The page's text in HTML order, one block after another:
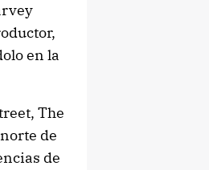
en la
The
de
de